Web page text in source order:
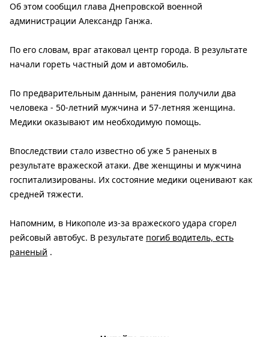
Об этом сообщил глава Днепровской военной
администрации Александр Ганжа.
По его словам, враг атаковал центр города. В результате
начали гореть частный дом и автомобиль.
По предварительным данным, ранения получили два
человека - 50-летний мужчина и 57-летняя женщина.
Медики оказывают им необходимую помощь.
Впоследствии стало известно об уже 5 раненых в
результате вражеской атаки. Две женщины и мужчина
госпитализированы. Их состояние медики оценивают как
средней тяжести.
Напомним, в Никополе из-за вражеского удара сгорел
рейсовый автобус. В результате погиб водитель, есть
раненый .